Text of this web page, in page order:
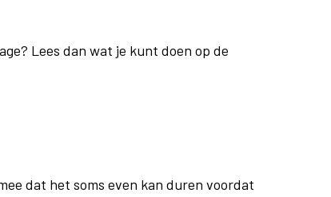
Lees dan wat je kunt doen op de
dat het soms even kan duren voordat